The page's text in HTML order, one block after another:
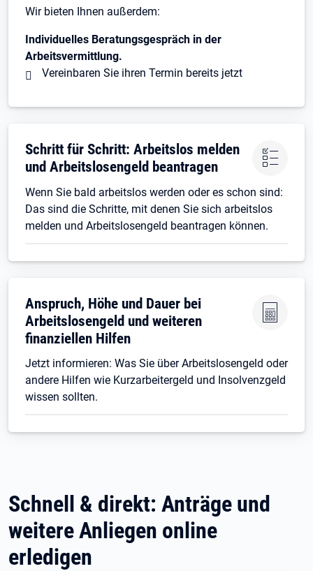
Wir bieten Ihnen außerdem:
Individuelles Beratungsgespräch in der
Arbeitsvermittlung.
Vereinbaren Sie ihren Termin bereits jetzt
Öffnet in neuem Tab
Schritt für Schritt: Arbeitslos melden
und Arbeitslosengeld beantragen
Wenn Sie bald arbeitslos werden oder es schon sind:
Das sind die Schritte, mit denen Sie sich arbeitslos
melden und Arbeitslosengeld beantragen können.
Öffnet in neuem Tab
Anspruch, Höhe und Dauer bei
Arbeitslosengeld und weiteren
finanziellen Hilfen
Jetzt informieren: Was Sie über Arbeitslosengeld oder
andere Hilfen wie Kurzarbeitergeld und Insolvenzgeld
wissen sollten.
Schnell & direkt: Anträge und
weitere Anliegen online
erledigen